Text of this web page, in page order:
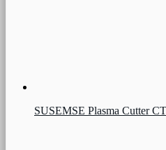
SUSEMSE Plasma Cutter